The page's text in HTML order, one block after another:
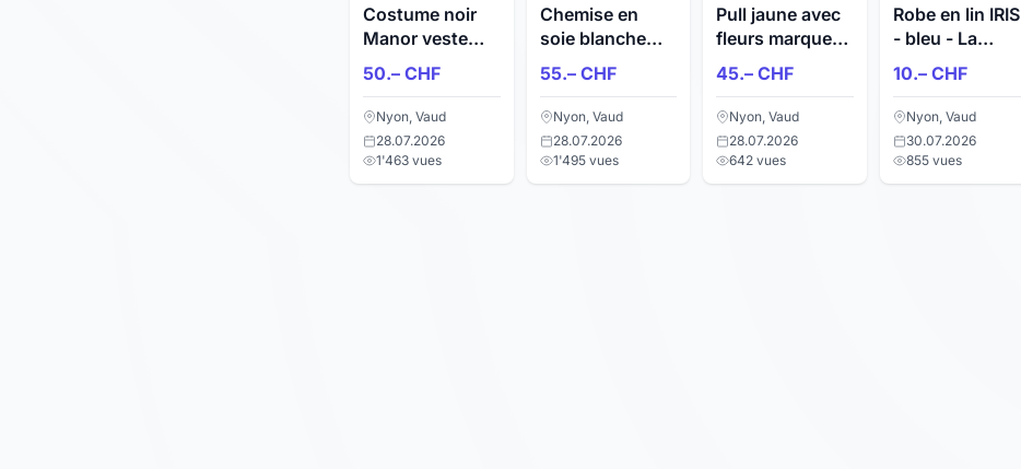
Costume noir
Manor veste
taille 44
pantalon taille
40
50.– CHF
Nyon, Vaud
28.07.2026
1'463 vues
Chemise en
soie blanche
Caroll 42
55.– CHF
Nyon, Vaud
28.07.2026
1'495 vues
Pull jaune avec
fleurs marque
Desigual taille L
(grand)
45.– CHF
Nyon, Vaud
28.07.2026
642 vues
Robe en lin IRIS
- bleu - La
Fabrique du Lin
Taille : 36
10.– CHF
Nyon, Vaud
30.07.2026
855 vues